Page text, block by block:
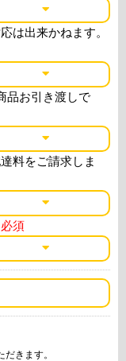
は出来かねます。
品お引き渡しで
料をご請求しま
必須
きます。